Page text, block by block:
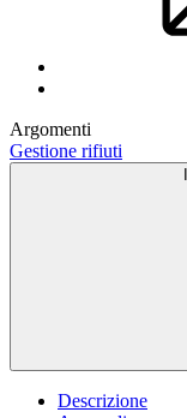
Argomenti
Gestione rifiuti
Descrizione